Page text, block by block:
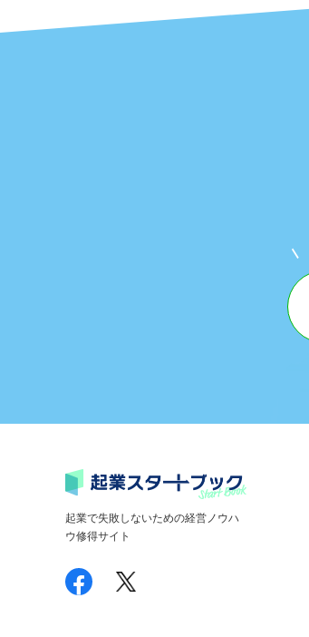
起業で失敗しないための経営ノウハ
ウ修得サイト